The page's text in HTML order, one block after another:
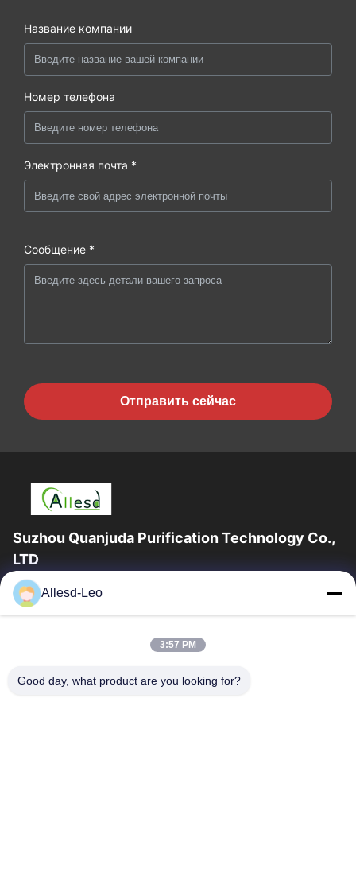
Название компании
Номер телефона
Электронная почта *
Сообщение *
Отправить сейчас
Suzhou Quanjuda Purification Technology Co.,
LTD
опыт 16years, как ведущие изготовитель и экспортер ESD &
продуктов чистой комнаты, мы предлагаем полную
Дом
Продукты
Allesd-Leo
3:57 PM
Good day, what product are you looking for?